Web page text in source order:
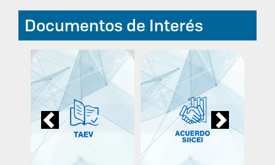
Documentos de Interés
Previous Next